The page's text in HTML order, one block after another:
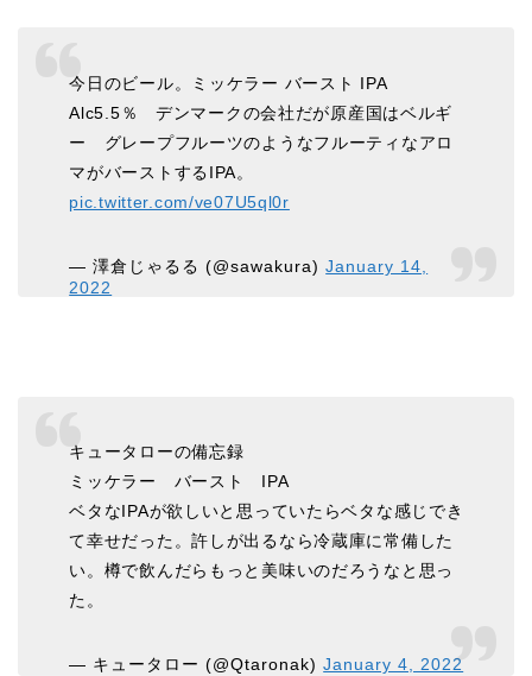
今日のビール。ミッケラー バースト IPA
Alc5.5％ デンマークの会社だが原産国はベルギ
ー グレープフルーツのようなフルーティなアロ
マがバーストするIPA。
pic.twitter.com/ve07U5ql0r
— 澤倉じゃるる (@sawakura)January 14,
2022
キュータローの備忘録
ミッケラー バースト IPA
ベタなIPAが欲しいと思っていたらベタな感じでき
て幸せだった。許しが出るなら冷蔵庫に常備した
い。樽で飲んだらもっと美味いのだろうなと思っ
た。
— キュータロー (@Qtaronak)January 4, 2022